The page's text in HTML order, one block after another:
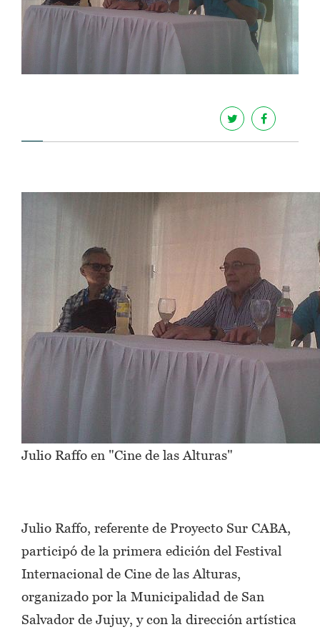
Julio Raffo en "Cine de las Alturas"
Julio Raffo, referente de Proyecto Sur CABA,
participó de la primera edición del Festival
Internacional de Cine de las Alturas,
organizado por la Municipalidad de San
Salvador de Jujuy, y con la dirección artística